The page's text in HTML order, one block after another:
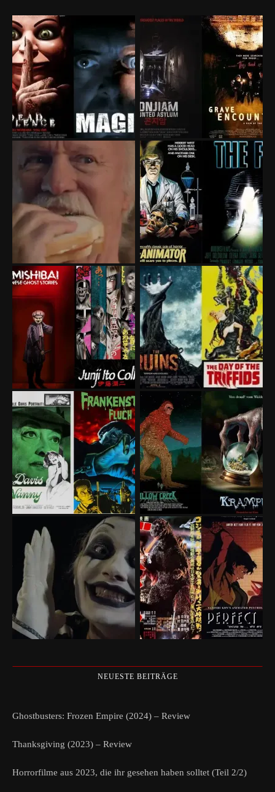
NEUESTE BEITRÄGE
Ghostbusters: Frozen Empire (2024) – Review
Thanksgiving (2023) – Review
Horrorfilme aus 2023, die ihr gesehen haben solltet (Teil 2/2)